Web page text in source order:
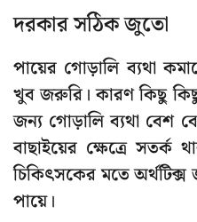
দরকার সঠিক জুতো
পায়ের গোড়ালি ব্যথা
খুব জরুরি। কারণ কিছু
জন্য গোড়ালি ব্যথা বেশ
বাছাইয়ের ক্ষেত্রে
চিকিৎসকের মতে
পায়ে।